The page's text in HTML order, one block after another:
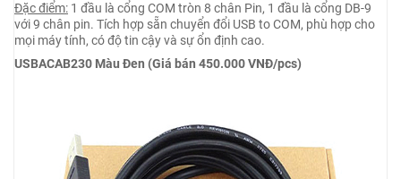
Đặc điểm: 1 đầu là cổng COM tròn 8 chân Pin, 1 đầu là cổng DB-9
với 9 chân pin. Tích hợp sẵn chuyển đổi USB to COM, phù hợp cho
mọi máy tính, có độ tin cậy và sự ổn định cao.
USBACAB230 Màu Đen (Giá bán 450.000 VNĐ/pcs)